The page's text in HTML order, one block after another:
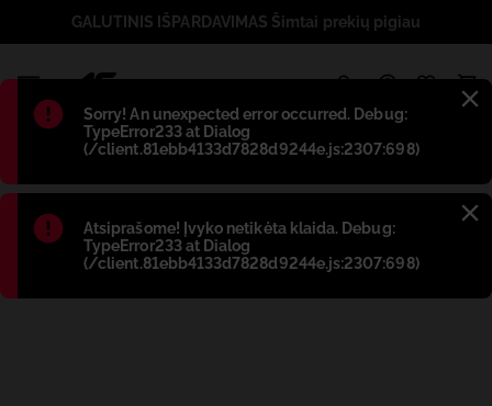
Błąd:
Sorry! An unexpected error occurred. Debug:
TypeError233 at Dialog
(/client.81ebb4133d7828d9244e.js:2307:698)
Błąd:
Atsiprašome! Įvyko netikėta klaida. Debug:
TypeError233 at Dialog
(/client.81ebb4133d7828d9244e.js:2307:698)
GALUTINIS IŠPARDAVIMAS Šimtai prekių pigiau